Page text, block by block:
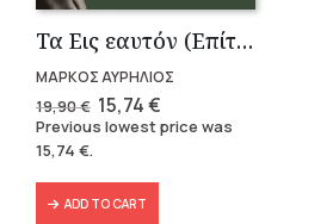
Τα Εις εαυτόν (Επίτομο) – Μάρκος Αυρήλιος
ΜΑΡΚΟΣ ΑΥΡΗΛΙΟΣ
19,90€ Original
price
was:
15,74€Current
price
is:
Previous lowest price was
15,74 €.
ADD TO CART